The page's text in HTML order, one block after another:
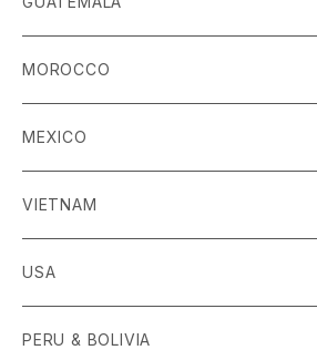
MOROCCO
MEXICO
VIETNAM
USA
PERU & BOLIVIA